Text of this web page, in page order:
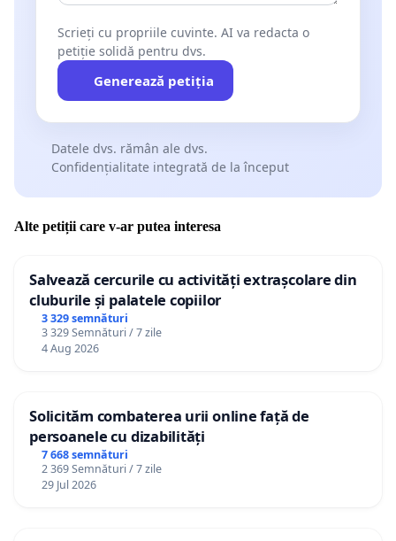
Scrieți cu propriile cuvinte. AI va redacta o
petiție solidă pentru dvs.
Generează petiția
Datele dvs. rămân ale dvs.
Confidențialitate integrată de la început
Alte petiții care v-ar putea interesa
Salvează cercurile cu activități extrașcolare din
cluburile și palatele copiilor
3 329 semnături
3 329 Semnături / 7 zile
4 Aug 2026
Solicităm combaterea urii online față de
persoanele cu dizabilități
7 668 semnături
2 369 Semnături / 7 zile
29 Jul 2026